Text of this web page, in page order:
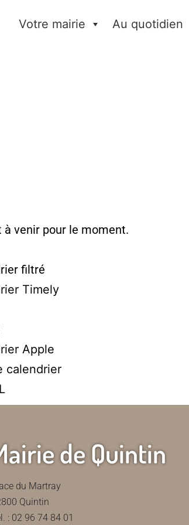
Votre mairie Au quotidien
à venir pour le moment.
filtré
Timely
Apple
calendrier
de Quintin
du Martray
Quintin
: 02 96 74 84 01